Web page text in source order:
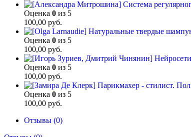
Оценка 0 из 5
100,00 руб.
Оценка 0 из 5
100,00 руб.
Оценка 0 из 5
100,00 руб.
Оценка 0 из 5
100,00 руб.
Отзывы (0)